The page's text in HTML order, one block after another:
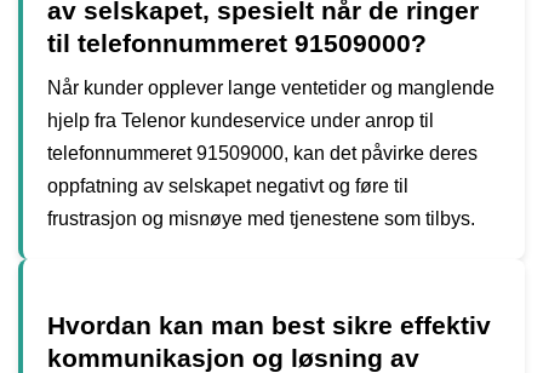
av selskapet, spesielt når de ringer
til telefonnummeret 91509000?
Når kunder opplever lange ventetider og manglende
hjelp fra Telenor kundeservice under anrop til
telefonnummeret 91509000, kan det påvirke deres
oppfatning av selskapet negativt og føre til
frustrasjon og misnøye med tjenestene som tilbys.
Hvordan kan man best sikre effektiv
kommunikasjon og løsning av